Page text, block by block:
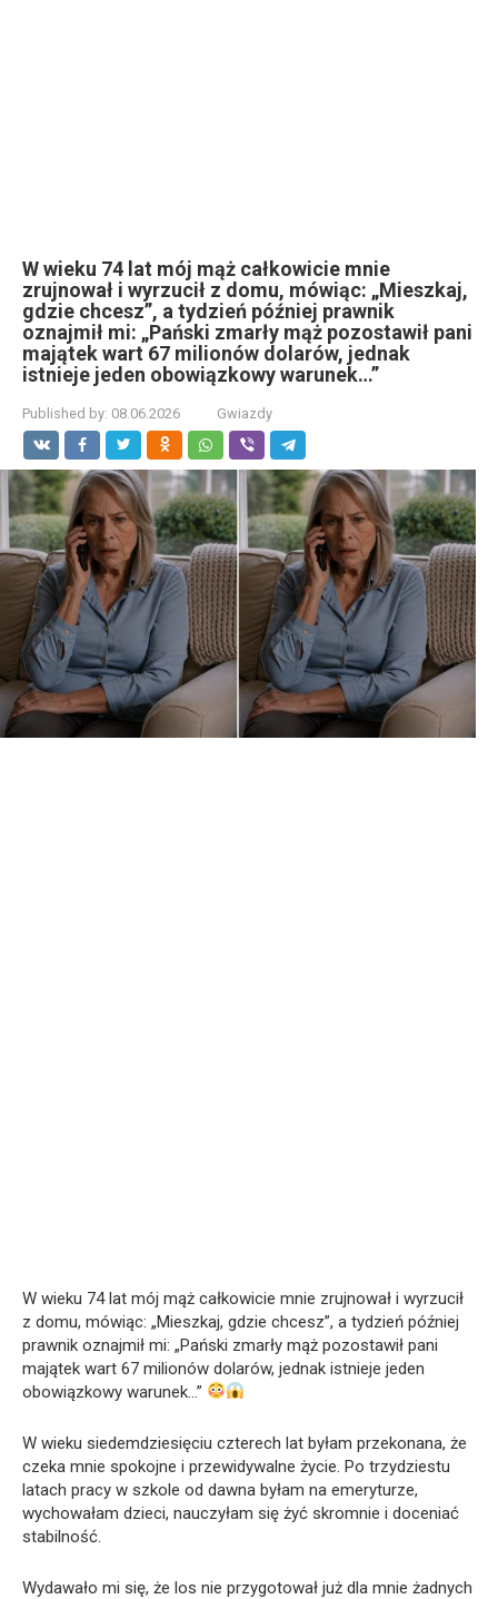
W wieku 74 lat mój mąż całkowicie mnie
zrujnował i wyrzucił z domu, mówiąc: „Mieszkaj,
gdzie chcesz”, a tydzień później prawnik
oznajmił mi: „Pański zmarły mąż pozostawił pani
majątek wart 67 milionów dolarów, jednak
istnieje jeden obowiązkowy warunek…”
Published by: 08.06.2026 Gwiazdy
W wieku 74 lat mój mąż całkowicie mnie zrujnował i wyrzucił
z domu, mówiąc: „Mieszkaj, gdzie chcesz”, a tydzień później
prawnik oznajmił mi: „Pański zmarły mąż pozostawił pani
majątek wart 67 milionów dolarów, jednak istnieje jeden
obowiązkowy warunek…”
W wieku siedemdziesięciu czterech lat byłam przekonana, że
czeka mnie spokojne i przewidywalne życie. Po trzydziestu
latach pracy w szkole od dawna byłam na emeryturze,
wychowałam dzieci, nauczyłam się żyć skromnie i doceniać
stabilność.
Wydawało mi się, że los nie przygotował już dla mnie żadnych